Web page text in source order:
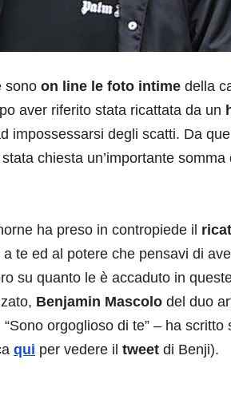
sono on line le foto intime della
aver riferito stata ricattata da un
impossessarsi degli scatti. Da
chiesta un’importante
ha preso in contropiede il
te ed al potere che pensavi di
su quanto le è accaduto in
Benjamin Mascolo del duo
“Sono orgoglioso di te” – ha scritto
qui per vedere il tweet di Benji).